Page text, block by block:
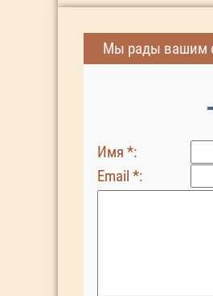
Мы рады вашим
Имя *:
Email *: